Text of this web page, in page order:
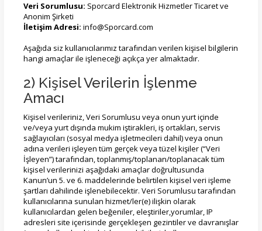
Veri Sorumlusu: Sporcard Elektronik Hizmetler Ticaret ve
Anonim Şirketi
İletişim Adresi: info@Sporcard.com
Aşağıda siz kullanıcılarımız tarafından verilen kişisel bilgilerin
hangi amaçlar ile işleneceği açıkça yer almaktadır.
2) Kişisel Verilerin İşlenme
Amacı
Kişisel verileriniz, Veri Sorumlusu veya onun yurt içinde
ve/veya yurt dışında mukim iştirakleri, iş ortakları, servis
sağlayıcıları (sosyal medya işletmecileri dahil) veya onun
adına verileri işleyen tüm gerçek veya tüzel kişiler (“Veri
İşleyen”) tarafından, toplanmış/toplanan/toplanacak tüm
kişisel verilerinizi aşağıdaki amaçlar doğrultusunda
Kanun’un 5. ve 6. maddelerinde belirtilen kişisel veri işleme
şartları dahilinde işlenebilecektir. Veri Sorumlusu tarafından
kullanıcılarına sunulan hizmet/ler(e) ilişkin olarak
kullanıcılardan gelen beğeniler, eleştiriler,yorumlar, IP
adresleri site içerisinde gerçekleşen gezintiler ve davranışlar